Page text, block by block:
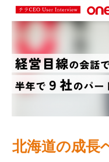
北海道の成長